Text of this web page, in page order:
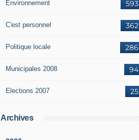
593
Environnement
362
C'est personnel
286
Politique locale
94
Municipales 2008
25
Elections 2007
Archives